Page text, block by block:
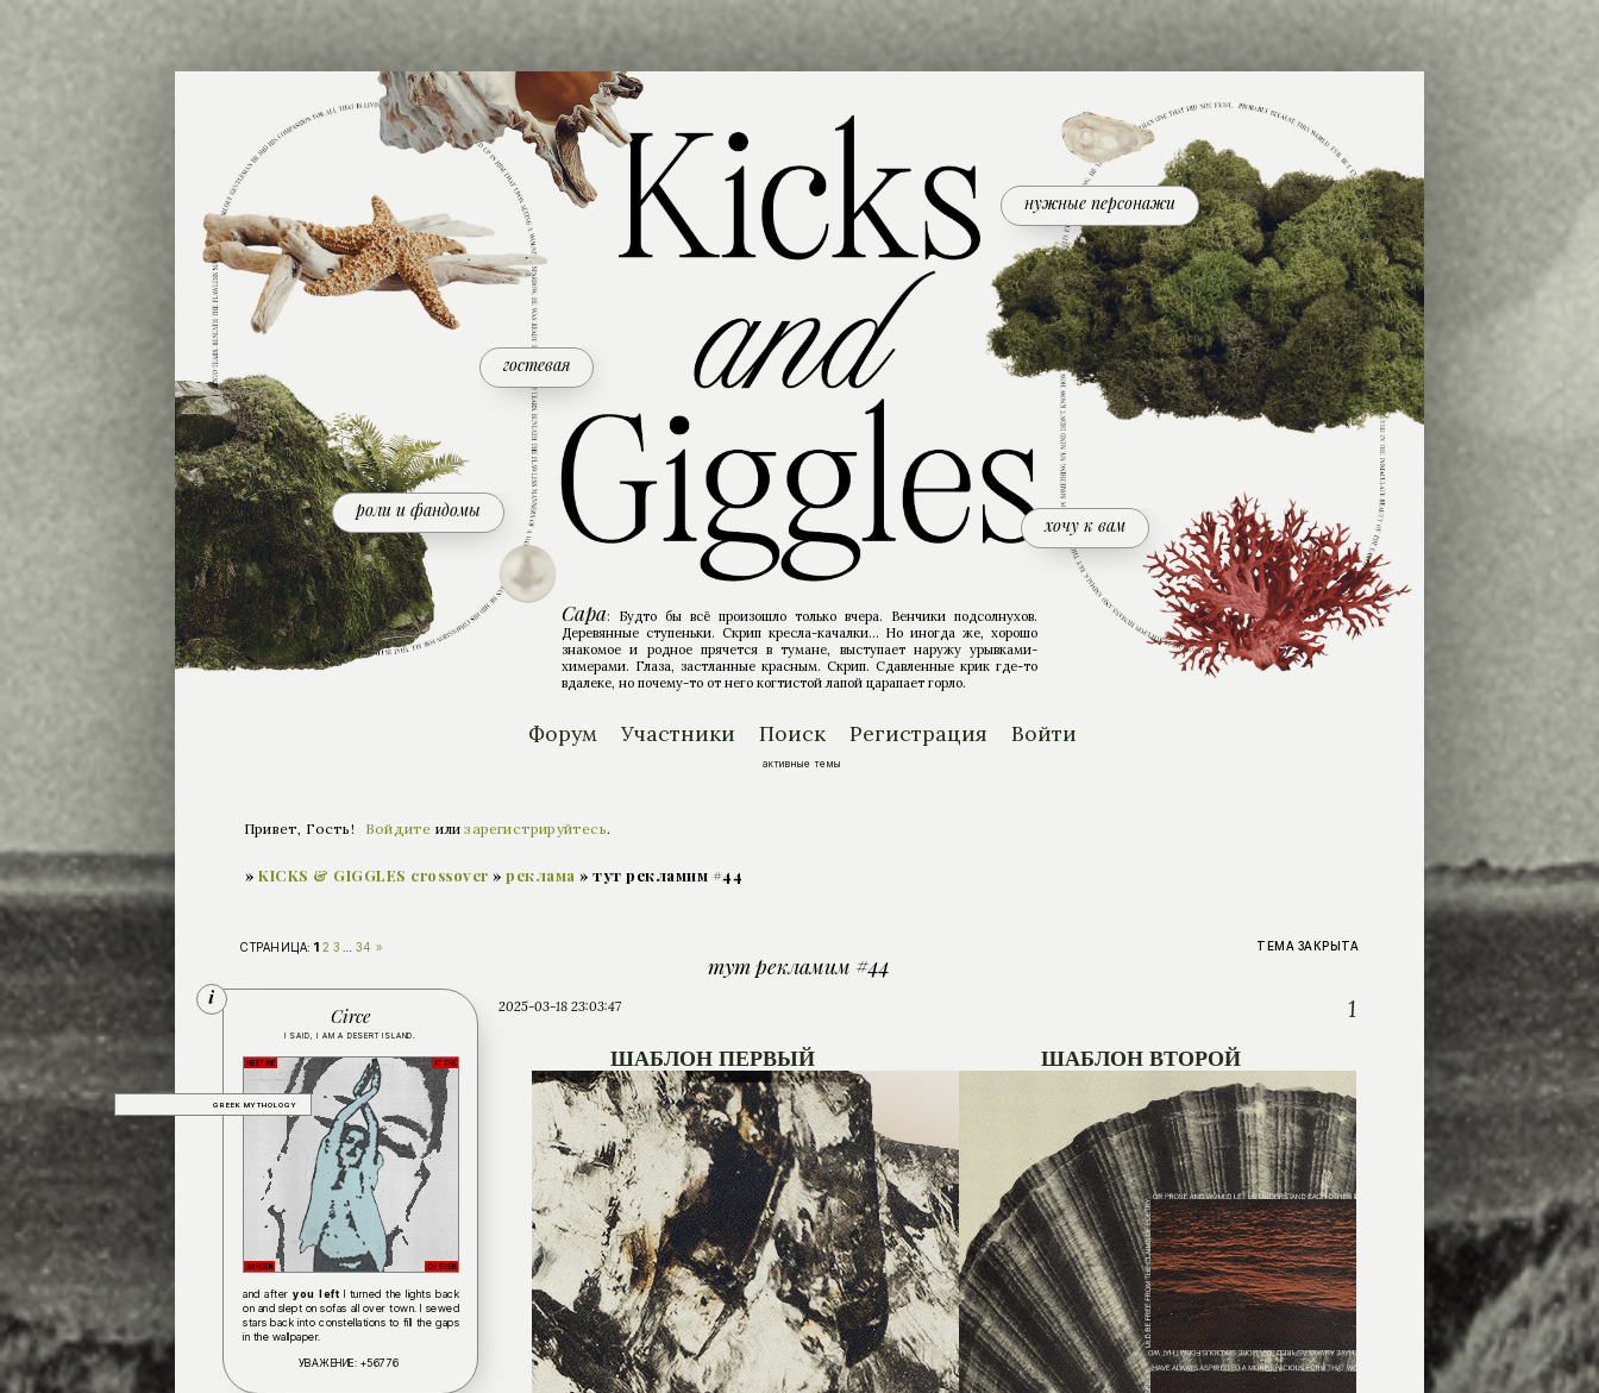
Сара: Будто бы всё произошло только вчера. Венчики подсолнухов.
Деревянные ступеньки. Скрип кресла-качалки... Но иногда же, хорошо
знакомое и родное прячется в тумане, выступает наружу урывками-
химерами. Глаза, застланные красным. Скрип. Сдавленные крик где-то
вдалеке, но почему-то от него когтистой лапой царапает горло.
роли и фандомы
гостевая
нужные персонажи
хочу к вам
Форум Участники Поиск Регистрация Войти
активные темы
Привет, Гость! Войдите илизарегистрируйтесь.
» KICKS & GIGGLES crossover » реклама » тут рекламим #44
тут рекламим #44
СТРАНИЦА: 1 2 3 34 » ТЕМА ЗАКРЫТА
1
2025-03-18 23:03:47
Circe
GREEK MYTHOLOGY
I SAID, I AM A DESERT ISLAND.
and afteryou left I turned the lights back
on and slept on sofas all over town. I sewed
stars back into constellations to fill the gaps
in the wallpaper.
УВАЖЕНИЕ: +56776
ШАБЛОН ПЕРВЫЙ ШАБЛОН ВТОРОЙ